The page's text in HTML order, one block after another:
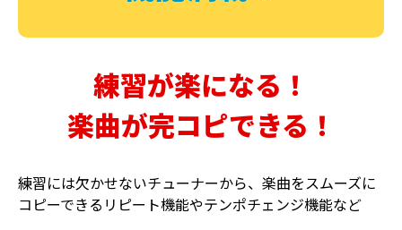
DELAY PHASER
練習が楽になる！
楽曲が完コピできる！
練習には欠かせないチューナーから、楽曲をスムーズに
コピーできるリピート機能やテンポチェンジ機能など